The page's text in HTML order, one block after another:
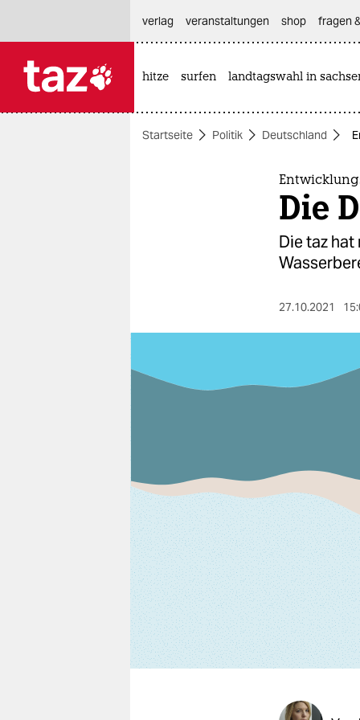
themen
verlag
veranstaltungen
shop
fragen & hilfe
unterstützen
abo
verlag
veranstaltungen shop fragen
hitze surfen landtagswahl in
Startseite Politik Deutschland
Die
Die taz
27.10.2021